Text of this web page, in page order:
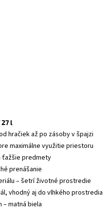
27 l
hračiek až po zásoby v špajzi
maximálne využitie priestoru
ťažšie predmety
prenášanie
– šetrí životné prostredie
vhodný aj do vlhkého prostredia
matná biela